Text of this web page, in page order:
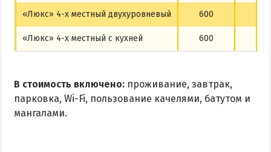
«Люкс» 4-х местный двухуровневый 600
«Люкс» 4-х местный с кухней 600
В стоимость включено: проживание, завтрак,
парковка, Wi-Fi, пользование качелями, батутом и
мангалами.